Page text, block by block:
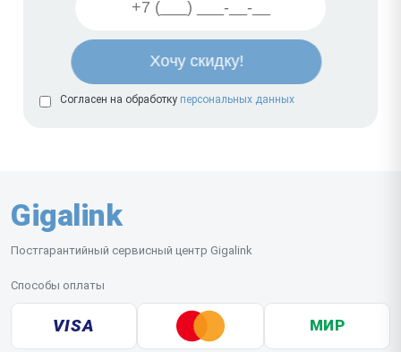
Согласен на обработку персональных данных
Gigalink
Постгарантийный сервисный центр Gigalink
Способы оплаты
VISA МИР